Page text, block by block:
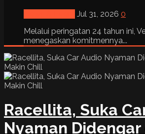
Jul 31, 2026 0
Melalui peringatan 24 tahun ini,
menegaskan komitmennya...
Racellita, Suka
Nyaman